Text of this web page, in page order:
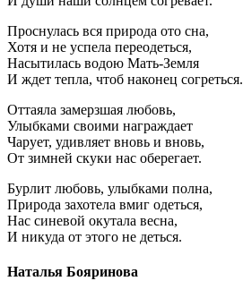
Проснулась вся природа ото сна,
Хотя и не успела переодеться,
Насытилась водою Мать-Земля
И ждет тепла, чтоб наконец согреться.
Оттаяла замерзшая любовь,
Улыбками своими награждает
Чарует, удивляет вновь и вновь,
От зимней скуки нас оберегает.
Бурлит любовь, улыбками полна,
Природа захотела вмиг одеться,
Нас синевой окутала весна,
И никуда от этого не деться.
Наталья Бояринова